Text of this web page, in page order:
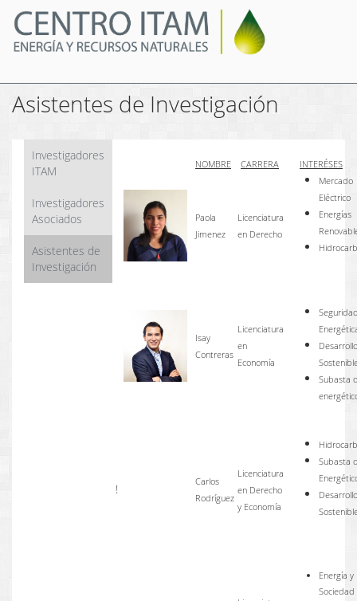
Pasar
contenido
principal
Asistentes de Investigación
Investigadores
ITAM
NOMBRE CARRERA INTERÉSES
Paola
Jimenez
Licenciatura
en Derecho
Mercado
Eléctrico
Energías
Isay
Contreras
Licenciatura
en
Economía
Desarrollo
Subasta
!
Carlos
Rodríguez
Licenciatura
en Derecho
y Economía
Subasta
Desarrollo
Energía y
Sociedad
Investigadores
Asociados
Asistentes de
Investigación